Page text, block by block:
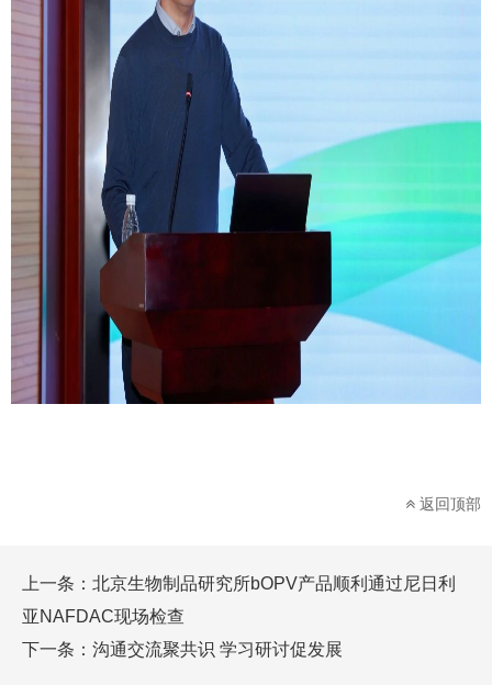
返回顶部
上一条： 北京生物制品研究所bOPV产品顺利通过尼日利
亚NAFDAC现场检查
下一条： 沟通交流聚共识 学习研讨促发展